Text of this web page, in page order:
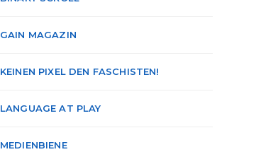
GAIN MAGAZIN
KEINEN PIXEL DEN FASCHISTEN!
LANGUAGE AT PLAY
MEDIENBIENE